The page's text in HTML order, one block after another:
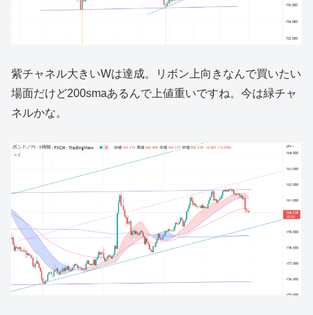
紫チャネル大きいWは達成。リボン上向きなんで買いたい
場面だけど200smaあるんで上値重いですね。今は緑チャ
ネルかな。